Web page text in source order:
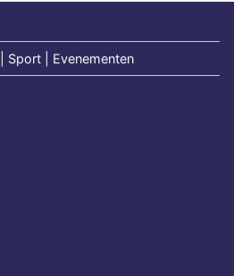
Sport | Evenementen